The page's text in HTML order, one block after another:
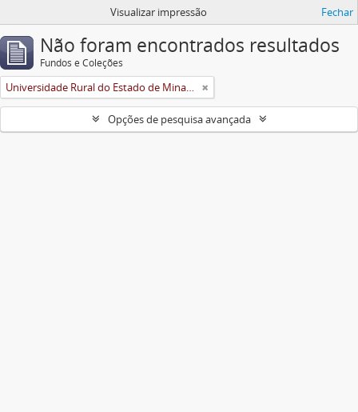
Visualizar impressão Fechar
Não foram encontrados resultados
Fundos e Coleções
Universidade Rural do Estado de Minas Gerais (Uremg)
Opções de pesquisa avançada